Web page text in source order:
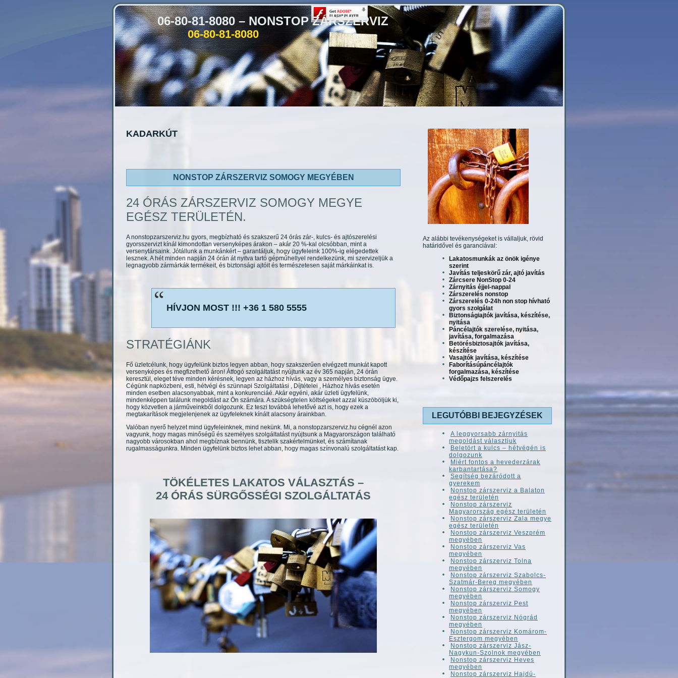
06-80-81-8080 – NONSTOP ZÁRSZERVIZ
06-80-81-8080
KADARKÚT
NONSTOP ZÁRSZERVIZ SOMOGY MEGYÉBEN
24 ÓRÁS ZÁRSZERVIZ SOMOGY MEGYE
EGÉSZ TERÜLETÉN.
A nonstopzarszerviz.hu gyors, megbízható és szakszerű 24 órás zár-, kulcs- és ajtószerelési
gyorsszervizt kínál kimondottan versenyképes árakon – akár 20 %-kal olcsóbban, mint a
versenytársaink. Jótállunk a munkánkért – garantáljuk, hogy ügyfeleink 100%-ig elégedettek
lesznek. A hét minden napján 24 órán át nyitva tartó gépműhellyel rendelkezünk, mi szervizeljük a
legnagyobb zármárkák termékeit, és biztonsági ajtóit és természetesen saját márkáinkat is.
HÍVJON MOST !!! +36 1 580 5555
STRATÉGIÁNK
Fő üzletcélunk, hogy ügyfelünk biztos legyen abban, hogy szakszerűen elvégzett munkát kapott
versenyképes és megfizethető áron! Átfogó szolgáltatást nyújtunk az év 365 napján, 24 órán
keresztül, eleget téve minden kérésnek, legyen az házhoz hívás, vagy a személyes biztonság ügye.
Cégünk napközbeni, esti, hétvégi és szünnapi Szolgáltatási , Díjtételei , Házhoz hívás esetén
minden esetben alacsonyabbak, mint a konkurenciáé. Akár egyéni, akár üzleti ügyfelünk,
mindenképpen találunk megoldást az Ön számára. A szükségtelen költségeket azzal küszöböljük ki,
hogy közvetlen a járműveinkből dolgozunk. Ez teszi továbbá lehetővé azt is, hogy ezek a
megtakarítások megjelenjenek az ügyfeleknek kínált alacsony árainkban.
Valóban nyerő helyzet mind ügyfeleinknek, mind nekünk. Mi, a nonstopzarszerviz.hu cégnél azon
vagyunk, hogy magas minőségű és személyes szolgáltatást nyújtsunk a Magyarországon található
nagyobb városokban ahol megbíznak bennünk, tisztelik szakértelmünket, és számítanak
rugalmasságunkra. Minden ügyfelünk biztos lehet abban, hogy magas színvonalú szolgáltatást kap.
TÖKÉLETES LAKATOS VÁLASZTÁS –
24 ÓRÁS SÜRGŐSSÉGI SZOLGÁLTATÁS
Az alábbi tevékenységeket is vállaljuk, rövid
határidővel és garanciával:
Lakatosmunkák az önök igénye
szerint
Javítás teljeskörű zár, ajtó javítás
Zárcsere NonStop 0-24
Zárnyitás éjjel-nappal
Zárszerelés nonstop
Zárszerelés 0-24h non stop hívható
gyors szolgálat
Biztonságiajtók javítása, készítése,
nyitása
Páncélajtók szerelése, nyitása,
javítása, forgalmazása
Betörésbiztosajtók javítása,
készítése
Vasajtók javítása, készítése
Faborításúpáncélajtók
forgalmazása, készítése
Védőpajzs felszerelés
LEGUTÓBBI BEJEGYZÉSEK
A leggyorsabb zárnyitás
megoldást választjuk
Beletört a kulcs – hétvégén is
dolgozunk
Miért fontos a hevederzárak
karbantartása?
Segítség bezáródott a
gyerekem
Nonstop zárszerviz a Balaton
egész területén
Nonstop zárszerviz
Magyarország egész területén
Nonstop zárszerviz Zala megye
egész területén
Nonstop zárszerviz Veszprém
megyében
Nonstop zárszerviz Vas
megyében
Nonstop zárszerviz Tolna
megyében
Nonstop zárszerviz Szabolcs-
Szatmár-Bereg megyében
Nonstop zárszerviz Somogy
megyében
Nonstop zárszerviz Pest
megyében
Nonstop zárszerviz Nógrád
megyében
Nonstop zárszerviz Komárom-
Esztergom megyében
Nonstop zárszerviz Jász-
Nagykun-Szolnok megyében
Nonstop zárszerviz Heves
megyében
Nonstop zárszerviz Hajdú-